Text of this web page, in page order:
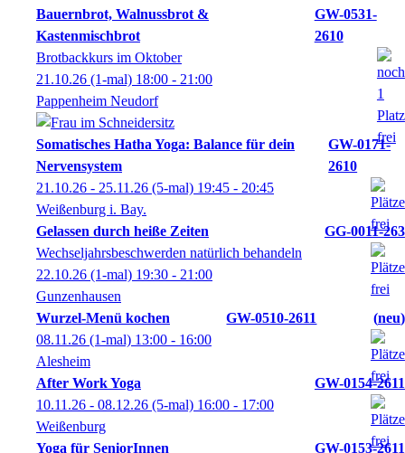
Bauernbrot, Walnussbrot &
Kastenmischbrot
GW-0531-
2610
Brotbackkurs im Oktober
21.10.26 (1-mal) 18:00 - 21:00
Pappenheim Neudorf
Somatisches Hatha Yoga: Balance für dein
Nervensystem
GW-0171-
2610
21.10.26 - 25.11.26 (5-mal) 19:45 - 20:45
Weißenburg i. Bay.
Gelassen durch heiße Zeiten
GG-0011-263
Wechseljahrsbeschwerden natürlich behandeln
22.10.26 (1-mal) 19:30 - 21:00
Gunzenhausen
Wurzel-Menü kochen
GW-0510-2611
neu
08.11.26 (1-mal) 13:00 - 16:00
Alesheim
After Work Yoga
GW-0154-2611
10.11.26 - 08.12.26 (5-mal) 16:00 - 17:00
Weißenburg
Yoga für SeniorInnen
GW-0153-2611